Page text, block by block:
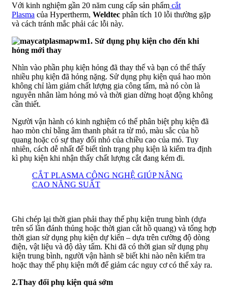
Với kinh nghiệm gần 20 năm cung cấp sản phẩm cắt
Plasma của Hypertherm, Weldtec phân tích 10 lỗi thường gặp
và cách tránh mắc phải các lỗi này.
1. Sử dụng phụ kiện cho đến khi
hỏng mới thay
Nhìn vào phần phụ kiện hỏng đã thay thế và bạn có thể thấy
nhiều phụ kiện đã hỏng nặng. Sử dụng phụ kiện quá hao mòn
không chỉ làm giảm chất lượng gia công tấm, mà nó còn là
nguyên nhân làm hỏng mỏ và thời gian dừng hoạt động không
cần thiết.
Người vận hành có kinh nghiệm có thể phân biệt phụ kiện đã
hao mòn chỉ bằng âm thanh phát ra từ mỏ, màu sắc của hồ
quang hoặc có sự thay đổi nhỏ của chiều cao của mỏ. Tuy
nhiên, cách dễ nhất để biết tình trạng phụ kiện là kiểm tra định
kì phụ kiện khi nhận thấy chất lượng cắt đang kém đi.
CẮT PLASMA CÔNG NGHỆ GIÚP NÂNG
CAO NĂNG SUẤT
Ghi chép lại thời gian phải thay thế phụ kiện trung bình (dựa
trên số lần đánh thủng hoặc thời gian cắt hồ quang) và tổng hợp
thời gian sử dụng phụ kiện dự kiến – dựa trên cường độ dòng
điện, vật liệu và độ dày tấm. Khi đã có thời gian sử dụng phụ
kiện trung bình, người vận hành sẽ biết khi nào nên kiểm tra
hoặc thay thế phụ kiện mới để giảm các nguy cơ có thể xảy ra.
2.Thay đổi phụ kiện quá sớm